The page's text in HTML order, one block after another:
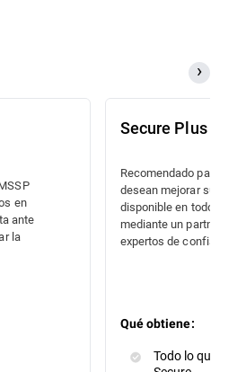
en
ante
la
Secure Plus
Recomendado para
desean mejorar su
disponible en todo
mediante un partner
expertos de confianza.
Qué obtiene:
Todo lo que